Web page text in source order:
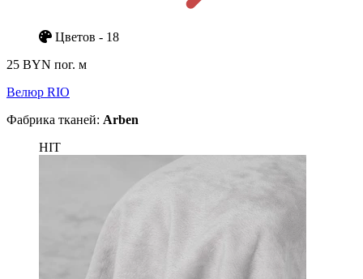
Цветов - 18
25 BYN пог. м
Велюр RIO
Фабрика тканей: Arben
HIT